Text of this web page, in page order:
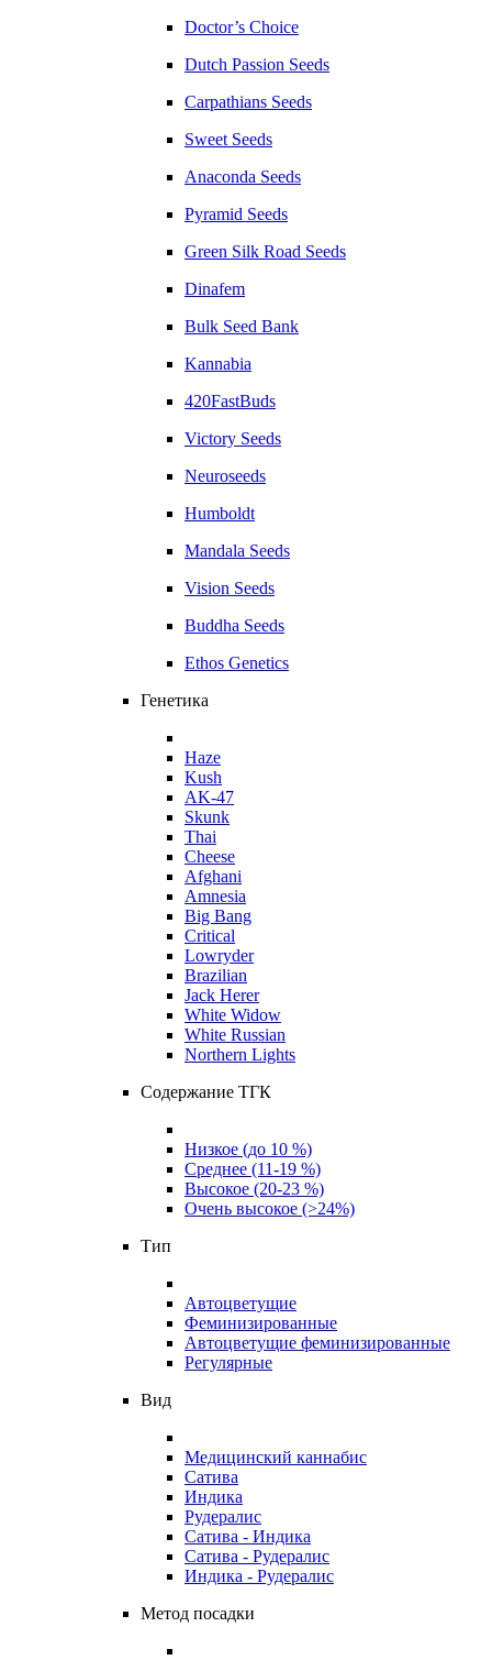
Doctor’s Choice
Dutch Passion Seeds
Carpathians Seeds
Sweet Seeds
Anaconda Seeds
Pyramid Seeds
Green Silk Road Seeds
Dinafem
Bulk Seed Bank
Kannabia
420FastBuds
Victory Seeds
Neuroseeds
Humboldt
Mandala Seeds
Vision Seeds
Buddha Seeds
Ethos Genetics
Генетика
Haze
Kush
AK-47
Skunk
Thai
Cheese
Afghani
Amnesia
Big Bang
Critical
Lowryder
Brazilian
Jack Herer
White Widow
White Russian
Northern Lights
Содержание ТГК
Низкое (до 10 %)
Среднее (11-19 %)
Высокое (20-23 %)
Очень высокое (>24%)
Тип
Автоцветущие
Феминизированные
Автоцветущие феминизированные
Регулярные
Вид
Медицинский каннабис
Сатива
Индика
Рудералис
Сатива - Индика
Сатива - Рудералис
Индика - Рудералис
Метод посадки